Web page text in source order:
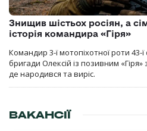
Знищив шістьох росіян, а
історія командира «Гіря»
Командир 3-ї мотопіхотної роти 43-
бригади Олексій із позивним
де народився та виріс.
ВАКАНСІЇ